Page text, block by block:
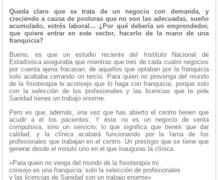
Queda claro que se trata de un negocio con demanda, y
creciendo a causa de posturas que no son las adecuadas, sueño
acumulado, estrés laboral… ¿Por qué debería un emprendedor,
que quiere entrar en este sector, hacerlo de la mano de una
franquicia?
Bueno, es que un estudio reciente del Instituto Nacional de
Estadística aseguraba que mientras que tres de cada cuatro negocios
por cuenta ajena fracasan, de aquellos que optaban por la franquicia
solo acababa cerrando un tercio. Para quien no provenga del mundo
de la fisioterapia le aconsejo que lo haga con franquicia, porque solo
con la selección de los profesionales y las licencias que te pide
Sanidad tienes un trabajo enorme.
Pero es que, además, una vez que has abierto el centro tienen que
acudir a él los pacientes. Y éste no es un negocio de venta
compulsiva, sino un servicio; lo que significa que tienes que dar
calidad, y la clínica acabará funcionando por la fama de los
profesionales que trabajan en el centro. Un prestigio que se tiene que
generar desde el minuto uno en el que inauguras la clínica.
«Para quien no venga del mundo de la fisioterapia mi
consejo es una franquicia: solo la selección de profesionales
y las licencias de Sanidad son un trabajo enorme»